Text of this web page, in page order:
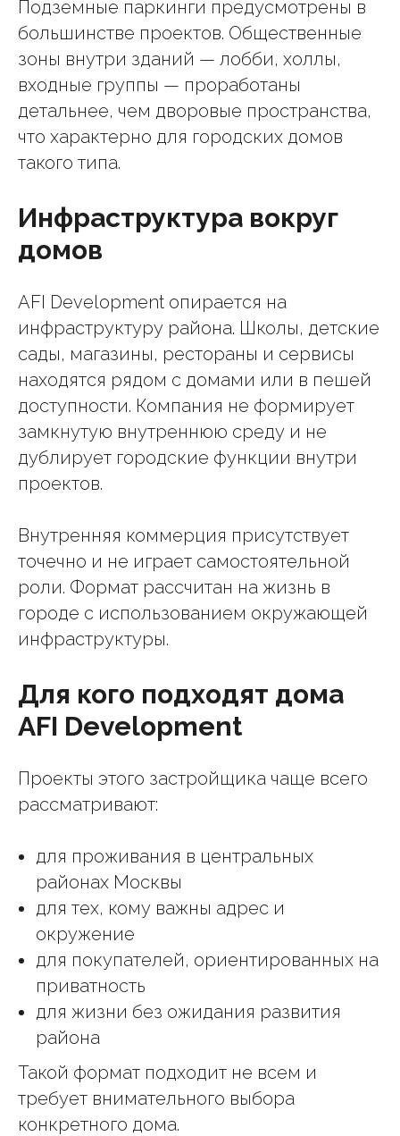
Подземные паркинги предусмотрены в
большинстве проектов. Общественные
зоны внутри зданий — лобби, холлы,
входные группы — проработаны
детальнее, чем дворовые пространства,
что характерно для городских домов
такого типа.
Инфраструктура вокруг
домов
AFI Development опирается на
инфраструктуру района. Школы, детские
сады, магазины, рестораны и сервисы
находятся рядом с домами или в пешей
доступности. Компания не формирует
замкнутую внутреннюю среду и не
дублирует городские функции внутри
проектов.
Внутренняя коммерция присутствует
точечно и не играет самостоятельной
роли. Формат рассчитан на жизнь в
городе с использованием окружающей
инфраструктуры.
Для кого подходят дома
AFI Development
Проекты этого застройщика чаще всего
рассматривают:
для проживания в центральных
районах Москвы
для тех, кому важны адрес и
окружение
для покупателей, ориентированных на
приватность
для жизни без ожидания развития
района
Такой формат подходит не всем и
требует внимательного выбора
конкретного дома.